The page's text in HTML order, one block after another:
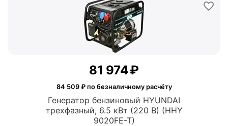
Генератор бензиновый HYUNDAI
трехфазный, 6.5 кВт (220 В) (HHY
9020FE-T)
81 974₽
84 509₽ по безналичному расчёту